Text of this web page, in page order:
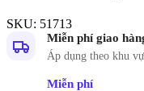
SKU: 51713
Miễn phí giao
Áp dụng theo khu
Miễn phí